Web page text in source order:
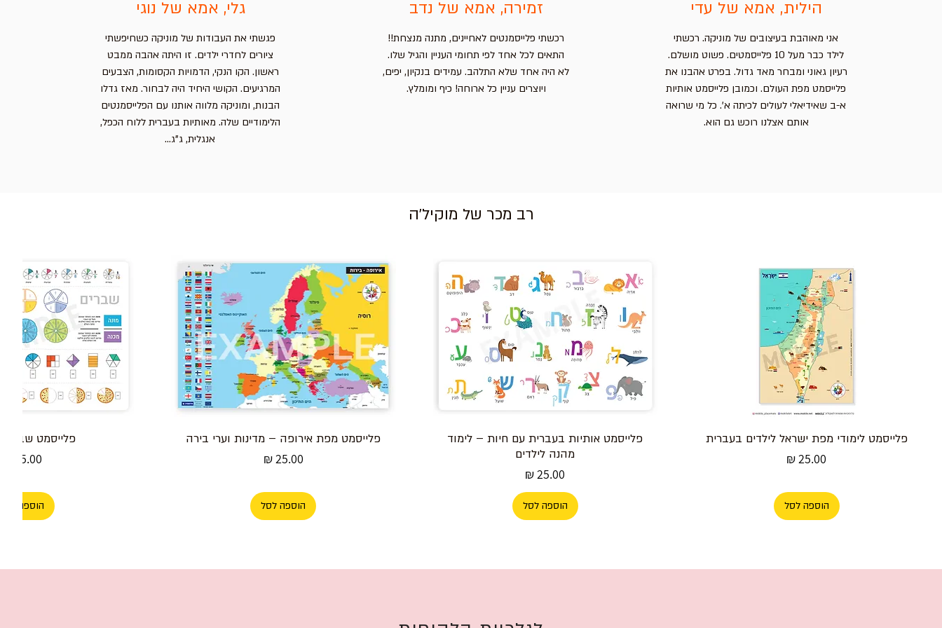
גלי, אמא של נוגי
פגשתי את העבודות של מוניקה כשחיפשתי
ציורים לחדרי ילדים. זו היתה אהבה ממבט
ראשון. הקו הנקי, הדמויות הקסומות, הצבעים
המרגיעים. הקושי היחיד היה לבחור. מאז גדלו
הבנות, ומוניקה מלווה אותנו עם הפלייסמנטים
הלימודיים שלה. מאותיות בעברית ללוח הכפל,
אנגלית, ג"ג...
זמירה, אמא של נדב
רכשתי פלייסמנטים לאחיינים, מתנה מנצחת!!
התאים לכל אחד לפי תחומי העניין והגיל שלו.
לא היה אחד שלא התלהב. עמידים בנקיון, יפים,
ויוצרים עניין כל ארוחה! כיף ומומלץ.
הילית, אמא של עדי
אני מאוהבת בעיצובים של מוניקה. רכשתי
לילד כבר מעל 10 פלייסמטים. פשוט מושלם.
רעיון גאוני ומבחר מאד גדול. בפרט אהבנו את
פלייסמט מפת העולם. וכמובן פלייסמט אותיות
א-ב שאידיאלי לעולים לכיתה א'. כל מי שרואה
אותם אצלנו רוכש גם הוא.
רב מכר של מוקיל'ה
פלייסמט לימודי מפת ישראל לילדים בעברית
מחיר
הוספה לסל
פלייסמט אותיות בעברית עם חיות – לימוד
מהנה לילדים
מחיר
הוספה לסל
פלייסמט מפת אירופה – מדינות וערי בירה
מחיר
הוספה לסל
פלייסמט שברים
מחיר
הוספה לסל